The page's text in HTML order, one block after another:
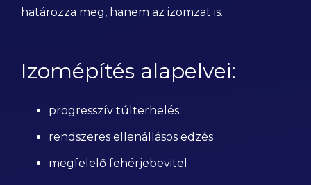
határozza meg, hanem az izomzat is.
Izomépítés alapelvei:
progresszív túlterhelés
rendszeres ellenállásos edzés
megfelelő fehérjebevitel